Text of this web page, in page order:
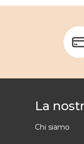
La
Chi siamo